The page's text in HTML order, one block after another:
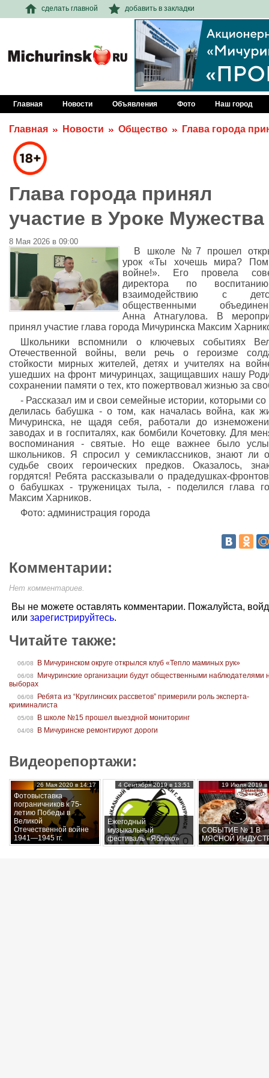
сделать главной добавить в закладки
Главная Новости Объявления Фото Наш город
Главная Новости Общество Глава города
Глава города принял
участие в Уроке Мужества
8 Мая 2026 в 09:00
В школе №7 прошел
урок «Ты хочешь мира?
войне!». Его провела
директора по
взаимодействию с
общественными
Анна Атнагулова. В
принял участие глава города Мичуринска Максим
Школьники вспомнили о ключевых событиях
Отечественной войны, вели речь о героизме
стойкости мирных жителей, детях и учителях на
ушедших на фронт мичуринцах, защищавших нашу
сохранении памяти о тех, кто пожертвовал жизнью за
- Рассказал им и свои семейные истории, которыми
делилась бабушка - о том, как началась война, как
Мичуринска, не щадя себя, работали до
заводах и в госпиталях, как бомбили Кочетовку. Для
воспоминания - святые. Но еще важнее было
школьников. Я спросил у семиклассников, знают ли
судьбе своих героических предков. Оказалось,
гордятся! Ребята рассказывали о прадедушках-
о бабушках - труженицах тыла, - поделился глава
Максим Харников.
Фото: администрация города
Комментарии:
Нет комментариев.
Вы не можете оставлять комментарии. Пожалуйста,
или зарегистрируйтесь.
Читайте также:
06/08 В Мичуринском округе открылся клуб «Тепло маминых рук»
06/08
Мичуринские организации будут общественными наблюдателями
выборах
06/08
Ребята из “Круглинских рассветов” примерили роль эксперта-
криминалиста
05/08 В школе №15 прошел выездной мониторинг
04/08 В Мичуринске ремонтируют дороги
Видеорепортажи:
Фотовыставка
пограничников к 75-
летию Победы в
Великой
Отечественной войне
1941—1945 гг.
26 Мая 2020 в 14:17
Ежегодный
музыкальный
фестиваль «Яблоко»
4 Сентября 2019 в 13:51
СОБЫТИЕ № 1 В
МЯСНОЙ
19 Июля 2019 в